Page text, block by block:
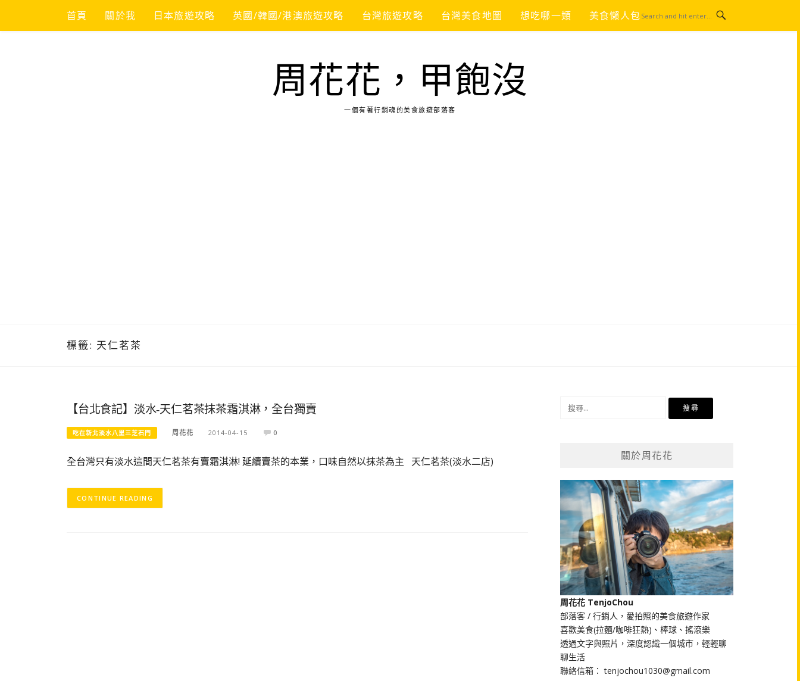
content
首頁 關於我 日本旅遊攻略 英國/韓國/港澳旅遊攻略 台灣旅遊攻略 台灣美食地圖 想吃哪一類 美食懶人包
周花花，甲飽沒
一個有著行銷魂的美食旅遊部落客
標籤: 天仁茗茶
【台北食記】淡水-天仁茗茶抹茶霜淇淋，全台獨賣
吃在新北淡水八里三芝石門 周花花 2014-04-15 0
全台灣只有淡水這間天仁茗茶有賣霜淇淋! 延續賣茶的本業，口味自然以抹茶為主 天仁茗茶(淡水二店)
CONTINUE READING
關於周花花
周花花 TenjoChou
部落客 / 行銷人，愛拍照的美食旅遊作家
喜歡美食(拉麵/咖啡狂熱)、棒球、搖滾樂
透過文字與照片，深度認識一個城市，輕輕聊
聊生活
聯絡信箱： tenjochou1030@gmail.com